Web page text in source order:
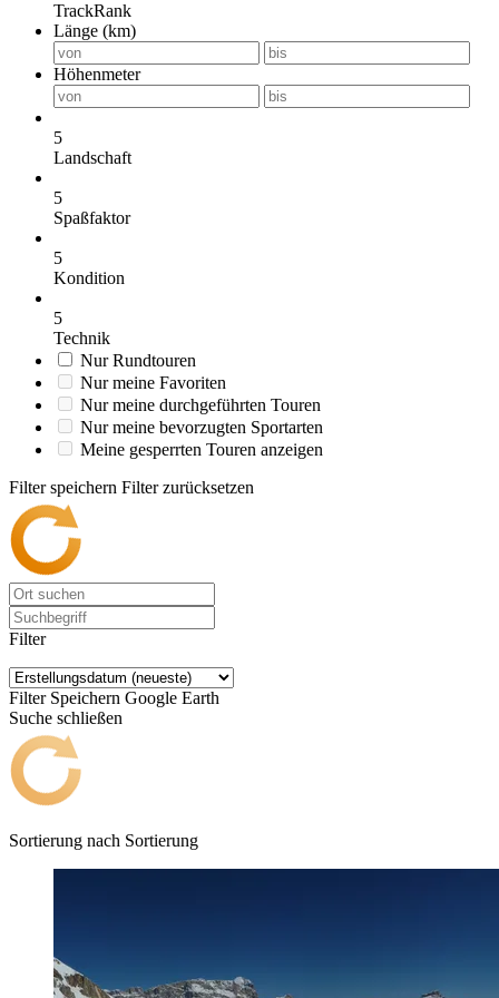
TrackRank
Länge (km)
Höhenmeter
5
Landschaft
5
Spaßfaktor
5
Kondition
5
Technik
Nur Rundtouren
Nur meine Favoriten
Nur meine durchgeführten Touren
Nur meine bevorzugten Sportarten
Meine gesperrten Touren anzeigen
Filter speichern Filter zurücksetzen
Filter
Filter Speichern Google Earth
Suche schließen
Sortierung nach Sortierung